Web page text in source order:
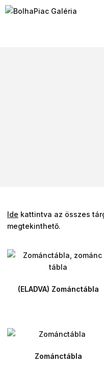
Ide kattintva az összes
megtekinthető.
(ELADVA) Zománctábla
Zománctábla